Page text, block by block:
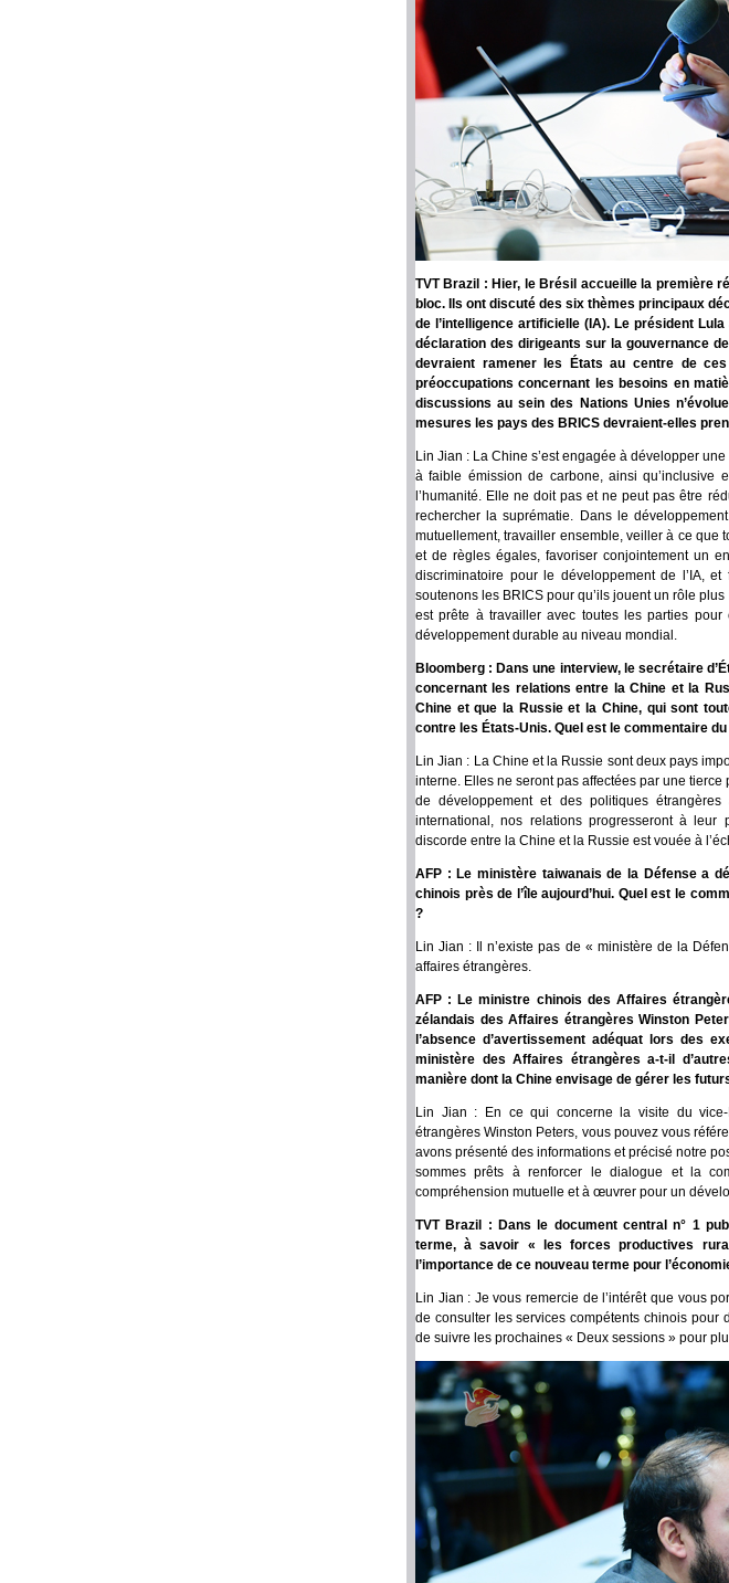
TVT Brazil : Hier, le Brésil accueille la première
bloc. Ils ont discuté des six thèmes principaux
de l’intelligence artificielle (IA). Le président
déclaration des dirigeants sur la gouvernance
devraient ramener les États au centre de
préoccupations concernant les besoins en
discussions au sein des Nations Unies
mesures les pays des BRICS devraient-elles
Lin Jian : La Chine s’est engagée à développer
à faible émission de carbone, ainsi qu’inclusive
l’humanité. Elle ne doit pas et ne peut pas être
rechercher la suprématie. Dans le
mutuellement, travailler ensemble, veiller à ce que
et de règles égales, favoriser conjointement un
discriminatoire pour le développement de l’IA,
soutenons les BRICS pour qu’ils jouent un rôle
est prête à travailler avec toutes les parties
développement durable au niveau mondial.
Bloomberg : Dans une interview, le secrétaire
concernant les relations entre la Chine et la
Chine et que la Russie et la Chine, qui sont
contre les États-Unis. Quel est le commentaire
Lin Jian : La Chine et la Russie sont deux pays
interne. Elles ne seront pas affectées par une
de développement et des politiques
international, nos relations progresseront à
discorde entre la Chine et la Russie est vouée à
AFP : Le ministère taiwanais de la Défense a
chinois près de l’île aujourd’hui. Quel est le
?
Lin Jian : Il n’existe pas de « ministère de la
affaires étrangères.
AFP : Le ministre chinois des Affaires
zélandais des Affaires étrangères Winston
l’absence d’avertissement adéquat lors des
ministère des Affaires étrangères a-t-il
manière dont la Chine envisage de gérer les
Lin Jian : En ce qui concerne la visite du vice-
étrangères Winston Peters, vous pouvez vous
avons présenté des informations et précisé notre
sommes prêts à renforcer le dialogue et la
compréhension mutuelle et à œuvrer pour un
TVT Brazil : Dans le document central n° 1
terme, à savoir « les forces productives
l’importance de ce nouveau terme pour
Lin Jian : Je vous remercie de l’intérêt que vous
de consulter les services compétents chinois pour
de suivre les prochaines « Deux sessions » pour